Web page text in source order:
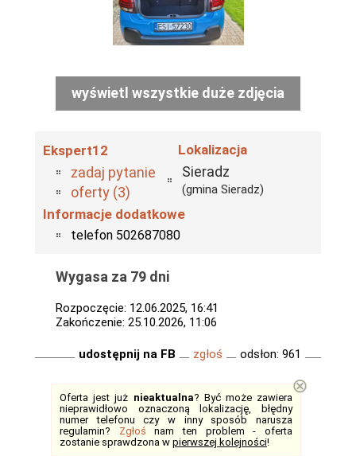
wyświetl wszystkie duże zdjęcia
Ekspert12
zadaj pytanie
oferty (3)
Lokalizacja
Sieradz
(gmina Sieradz)
Informacje dodatkowe
telefon 502687080
Wygasa za 79 dni
Rozpoczęcie: 12.06.2025, 16:41
Zakończenie: 25.10.2026, 11:06
udostępnij na FB zgłoś odsłon: 961
Oferta jest już nieaktualna? Być może zawiera
nieprawidłowo oznaczoną lokalizację, błędny
numer telefonu czy w inny sposób narusza
regulamin? Zgłoś nam ten problem - oferta
zostanie sprawdzona w pierwszej kolejności!
⊗